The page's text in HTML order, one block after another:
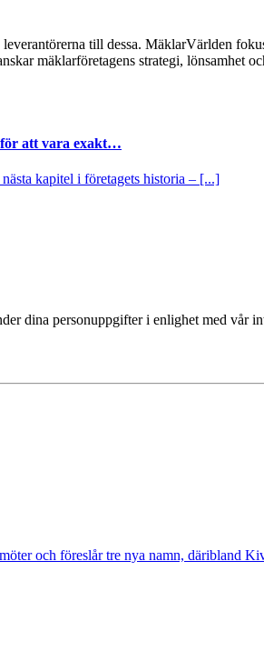
till dessa. MäklarVärlden
mäklarföretagens strategi, lönsamhet
för att vara exakt…
kapitel i företagets historia – [...]
dina personuppgifter i enlighet med vår
och föreslår tre nya namn, däribland